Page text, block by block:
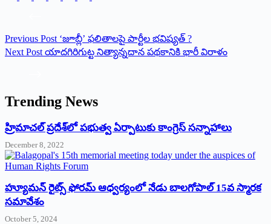
Previous Post ‘జూబ్లీ’ ఫలితాలపై పార్టీల భవిష్యత్‌ ?
Next Post యాదగిరిగుట్ట నిత్యాన్నదాన పథకానికి భారీ విరాళం
Trending News
‌హ్రిమాచల్‌ ‌ప్రదేశ్‌లో పభుత్వ ఏర్పాటుకు కాంగ్రెస్‌ ‌సన్నాహాలు
December 8, 2022
హ్యూమన్‌ రైట్స్‌ ఫోరమ్‌ ఆధ్వర్యంలో నేడు బాలగోపాల్‌ 15వ స్మారక
సమావేశం
October 5, 2024